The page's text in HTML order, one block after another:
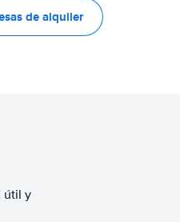
de alquiler
útil y